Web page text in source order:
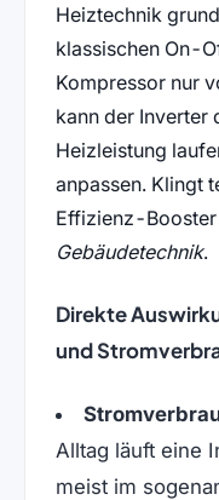
Heiztechnik
klassischen On-
Kompressor nur
kann der Inverter
Heizleistung
anpassen. Klingt
Effizienz-
Gebäudetechnik.
Direkte
und
Alltag läuft eine
meist im